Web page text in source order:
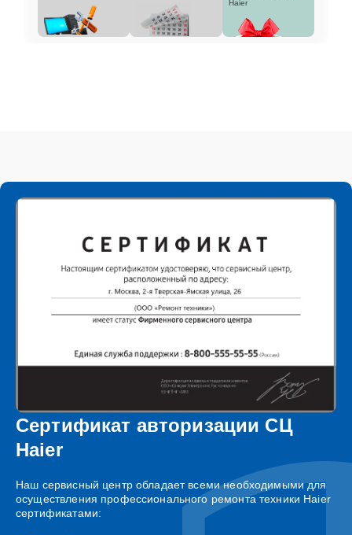
Haier
Сертификат авторизации СЦ
Haier
Наш сервисный центр обладает всеми необходимыми для
осуществления профессионального ремонта техники Haier
сертификатами: